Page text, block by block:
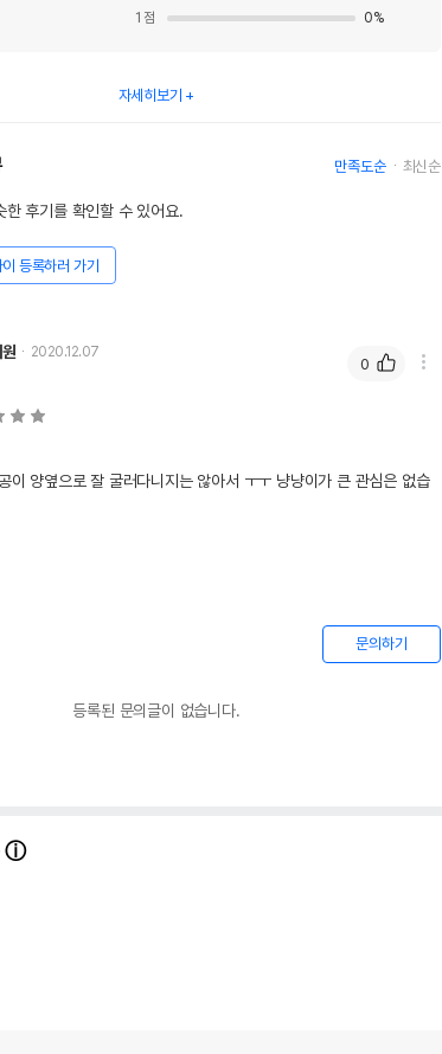
1 점 0%
자세히보기
만족도순 최신순
한 후기를 확인할 수 있어요.
등록하러 가기
2020.12.07
이 양옆으로 잘 굴러다니지는 않아서 ㅜㅜ 냥냥이가 큰 관심은 없습
0
문의하기
등록된 문의글이 없습니다.